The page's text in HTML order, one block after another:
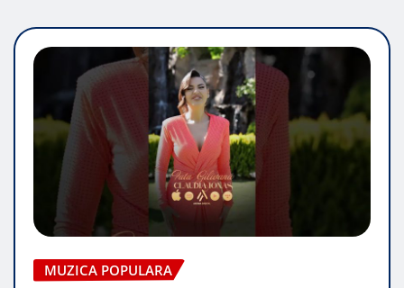
MUZICA POPULARA